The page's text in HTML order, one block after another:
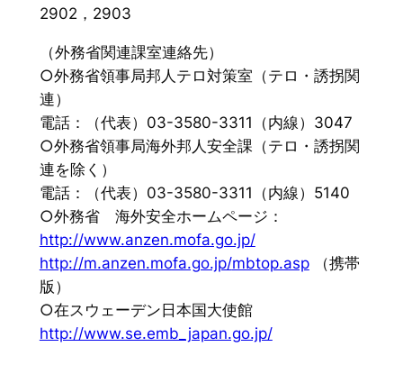
2902， 2903
（外務省関連課室連絡先）
○外務省領事局邦人テロ対策室（テロ・誘拐関
連）
電話：（代表）03-3580-3311（内線）3047
○外務省領事局海外邦人安全課（テロ・誘拐関
連を除く）
電話：（代表）03-3580-3311（内線）5140
○外務省 海外安全ホームページ：
http://www.anzen.mofa.go.jp/
http://m.anzen.mofa.go.jp/mbtop.asp（携帯
版）
○在スウェーデン日本国大使館
http://www.se.emb_japan.go.jp/